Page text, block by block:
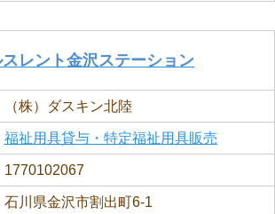
レント金沢ステーション
（株）ダスキン北陸
福祉用具貸与・特定福祉用具販売
1770102067
石川県金沢市割出町6-1